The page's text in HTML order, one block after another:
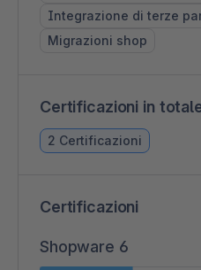
Integrazione di terze
Migrazioni shop
Certificazioni in
2 Certificazioni
Certificazioni
Shopware 6